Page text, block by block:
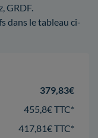
GRDF.
dans le tableau ci-
379,83€
455,8€ TTC*
417,81€ TTC*